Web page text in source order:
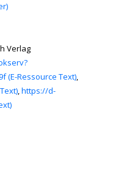
Verlag
(E-Ressource Text),
,https://d-